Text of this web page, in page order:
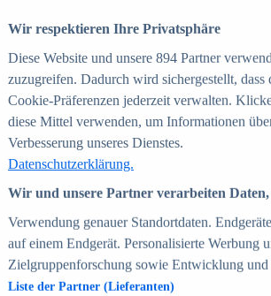
Marken
entdecken
Insights
zu mehr als 39.000 Online-Shops
70+
Shop
Wir respektieren Ihre Privatsphäre
Diese Website und unsere 894 Partner
zuzugreifen. Dadurch wird sichergestellt,
Cookie-Präferenzen jederzeit verwalten.
diese Mittel verwenden, um Informationen
Verbesserung unseres Dienstes.
Datenschutzerklärung.
Wir und unsere Partner verarbeiten
Verwendung genauer Standortdaten.
auf einem Endgerät. Personalisierte Werbung
Zielgruppenforschung sowie Entwicklung
Liste der Partner (Lieferanten)